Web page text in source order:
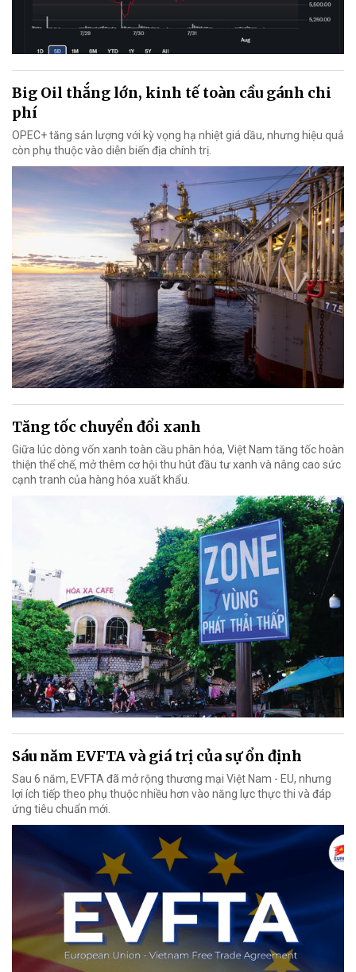
Big Oil thắng lớn, kinh tế toàn cầu gánh chi
phí
OPEC+ tăng sản lượng với kỳ vọng hạ nhiệt giá dầu, nhưng hiệu quả
còn phụ thuộc vào diễn biến địa chính trị.
Tăng tốc chuyển đổi xanh
Giữa lúc dòng vốn xanh toàn cầu phân hóa, Việt Nam tăng tốc hoàn
thiện thể chế, mở thêm cơ hội thu hút đầu tư xanh và nâng cao sức
cạnh tranh của hàng hóa xuất khẩu.
Sáu năm EVFTA và giá trị của sự ổn định
Sau 6 năm, EVFTA đã mở rộng thương mại Việt Nam - EU, nhưng
lợi ích tiếp theo phụ thuộc nhiều hơn vào năng lực thực thi và đáp
ứng tiêu chuẩn mới.